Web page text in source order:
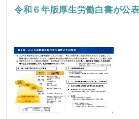
令和６年版厚生労働白書が公